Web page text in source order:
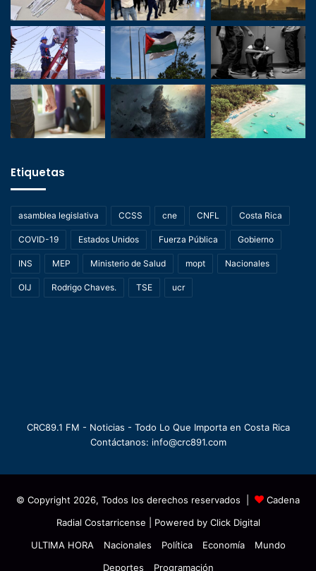
Etiquetas
asamblea legislativa CCSS cne CNFL Costa Rica
COVID-19 Estados Unidos Fuerza Pública Gobierno
INS MEP Ministerio de Salud mopt Nacionales
OIJ Rodrigo Chaves. TSE ucr
CRC89.1 FM - Noticias - Todo Lo Que Importa en Costa Rica
Contáctanos: info@crc891.com
© Copyright 2026, Todos los derechos reservados |
Cadena
Radial Costarricense | Powered by Click Digital
ULTIMA HORA
Nacionales Política Economía
Mundo
Deportes
Programación